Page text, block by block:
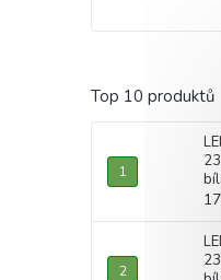
Top 10 produktů